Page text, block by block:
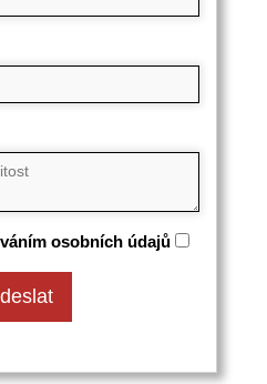
osobních údajů